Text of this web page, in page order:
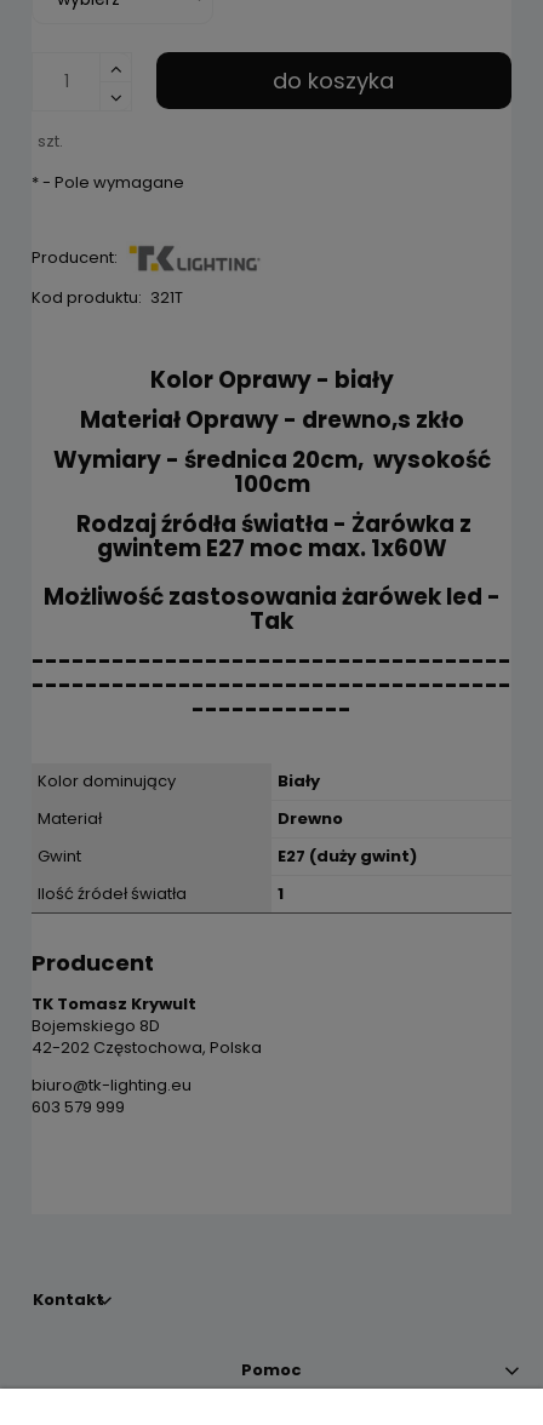
szt.
do koszyka
*- Pole wymagane
Producent:
Kod produktu: 321T
Kolor Oprawy - biały
Materiał Oprawy - drewno,s zkło
Wymiary - średnica 20cm, wysokość
100cm
Rodzaj źródła światła - Żarówka z
gwintem E27 moc max. 1x60W
Możliwość zastosowania żarówek led -
Tak
------------------------------------
------------------------------------
------------
Kolor dominujący
Biały
Materiał
Drewno
Gwint
E27 (duży gwint)
Ilość źródeł światła
1
Producent
TK Tomasz Krywult
Bojemskiego 8D
42-202 Częstochowa, Polska
biuro@tk-lighting.eu
603 579 999
Kontakt
Pomoc